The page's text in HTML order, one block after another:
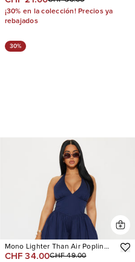
¡30% en la colección! Precios ya
rebajados
30%
Mono Lighter Than Air Poplin
Halter
CHF 34.00CHF 49.00